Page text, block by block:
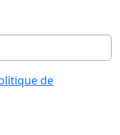
de